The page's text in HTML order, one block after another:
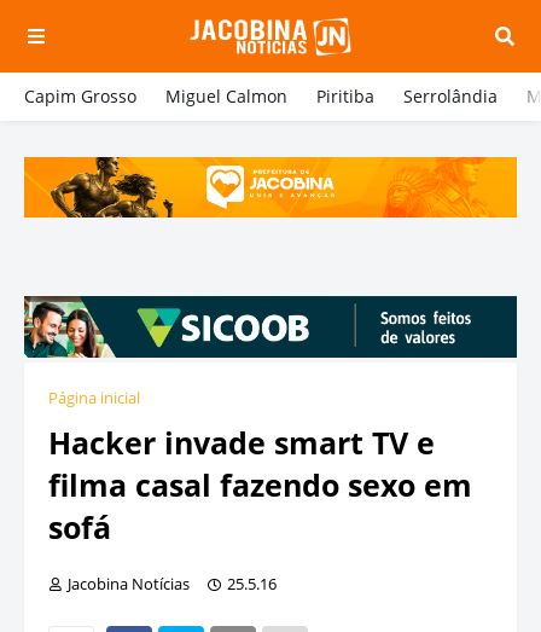
Capim Grosso Miguel Calmon Piritiba Serrolândia
Página inicial
Hacker invade smart TV e
filma casal fazendo sexo em
sofá
Jacobina Notícias 25.5.16